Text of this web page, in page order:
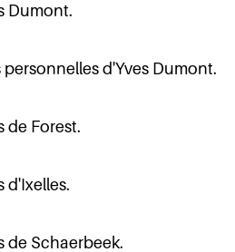
Dumont.
personnelles d'Yves Dumont.
de Forest.
d'Ixelles.
de Schaerbeek.